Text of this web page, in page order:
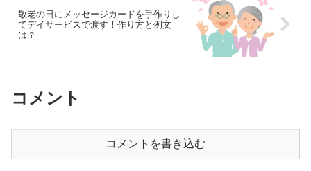
敬老の日にメッセージカードを手作りし
てデイサービスで渡す！作り方と例文
は？
コメント
コメントを書き込む